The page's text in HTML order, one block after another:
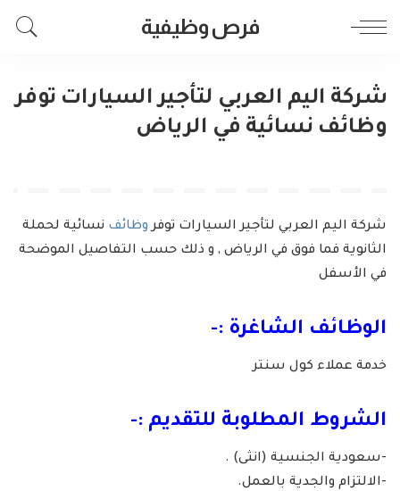
فرص وظيفية
شركة اليم العربي لتأجير السيارات توفر
وظائف نسائية في الرياض
شركة اليم العربي لتأجير السيارات توفروظائف نسائية لحملة
الثانوية فما فوق في الرياض , و ذلك حسب التفاصيل الموضحة
في الأسفل
الوظائف الشاغرة :-
خدمة عملاء كول سنتر
الشروط المطلوبة للتقديم :-
-سعودية الجنسية (انثى) .
-الالتزام والجدية بالعمل.